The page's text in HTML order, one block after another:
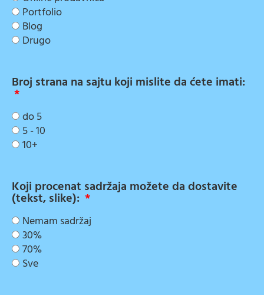
Portfolio
Blog
Drugo
Broj strana na sajtu koji mislite da ćete imati:
do 5
5 - 10
10+
Koji procenat sadržaja možete da dostavite
(tekst, slike):
Nemam sadržaj
30%
70%
Sve